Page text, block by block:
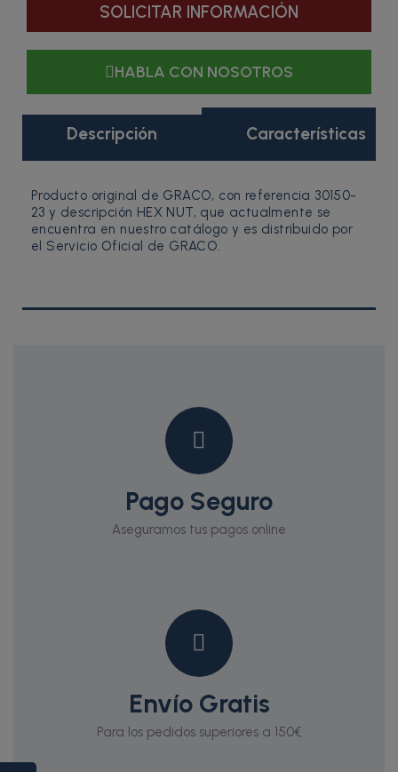
SOLICITAR INFORMACIÓN
HABLA CON NOSOTROS
Descripción Características
Producto original de GRACO, con referencia 30150-
23 y descripción HEX NUT, que actualmente se
encuentra en nuestro catálogo y es distribuido por
el Servicio Oficial de GRACO.
Pago Seguro
Aseguramos tus pagos online
Envío Gratis
Para los pedidos superiores a 150€